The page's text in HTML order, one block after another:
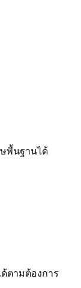
พื้นฐานได้
ตามต้องการ